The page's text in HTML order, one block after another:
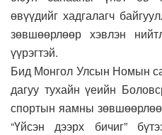
өвүүдийг хадгалагч
зөвшөөрлөөр хэвлэн
үүрэгтэй.
Бид Монгол Улсын Номын
дагуу тухайн үеийн
спортын яамны
“Үйсэн дээрх бичиг”